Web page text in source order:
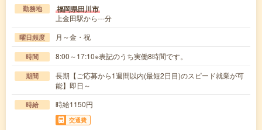
勤務地 福岡県田川市
上金田駅から---分
曜日頻度 月～金・祝
時間 8:00～17:10※表記のうち実働8時間です。
期間
長期【ご応募から1週間以内(最短2日目)のスピード就業が可
能】即日～
時給 時給1150円
交通費